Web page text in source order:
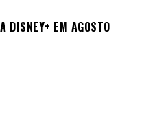
DISNEY+ EM AGOSTO